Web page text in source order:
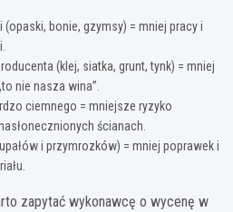
(opaski, bonie, gzymsy) = mniej pracy i
(klej, siatka, grunt, tynk) = mniej
nie nasza wina”.
ciemnego = mniejsze ryzyko
ścianach.
i przymrozków) = mniej poprawek i
zapytać wykonawcę o wycenę w